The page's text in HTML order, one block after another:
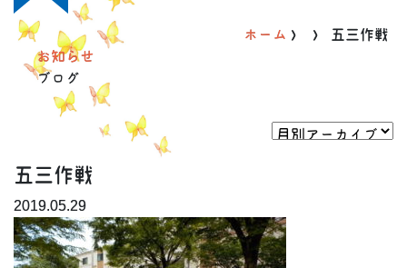
ホーム > >
五三作戦
お知らせ
ブログ
五三作戦
2019.05.29